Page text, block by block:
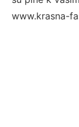
www.krasna-